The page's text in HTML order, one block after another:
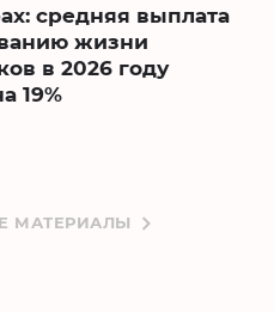
средняя выплата
жизни
в 2026 году
19%
МАТЕРИАЛЫ